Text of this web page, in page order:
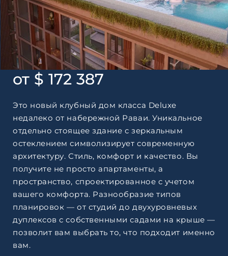
от $ 172 387
Это новый клубный дом класса Deluxe
недалеко от набережной Раваи. Уникальное
отдельно стоящее здание с зеркальным
остеклением символизирует современную
архитектуру. Стиль, комфорт и качество. Вы
получите не просто апартаменты, а
пространство, спроектированное с учетом
вашего комфорта. Разнообразие типов
планировок — от студий до двухуровневых
дуплексов с собственными садами на крыше —
позволит вам выбрать то, что подходит именно
вам.